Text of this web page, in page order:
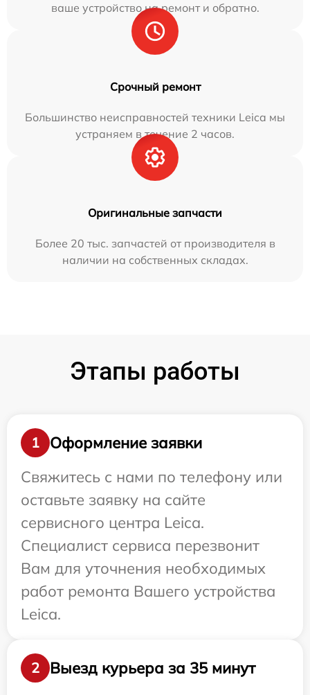
ваше устройство на ремонт и обратно.
Срочный ремонт
Большинство неисправностей техники Leica мы
устраняем в течение 2 часов.
Оригинальные запчасти
Более 20 тыс. запчастей от производителя в
наличии на собственных складах.
Этапы работы
1
Оформление заявки
Свяжитесь с нами по телефону или
оставьте заявку на сайте
сервисного центра Leica.
Специалист сервиса перезвонит
Вам для уточнения необходимых
работ ремонта Вашего устройства
Leica.
2
Выезд курьера за 35 минут